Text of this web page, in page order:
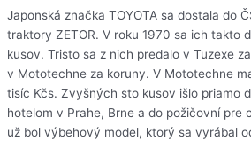
Japonská značka TOYOTA sa dostala do
traktory ZETOR. V roku 1970 sa ich takto
kusov. Tristo sa z nich predalo v Tuzexe
v Mototechne za koruny. V Mototechne
tisíc Kčs. Zvyšných sto kusov išlo priamo
hotelom v Prahe, Brne a do požičovní pre
už bol výbehový model, ktorý sa vyrábal